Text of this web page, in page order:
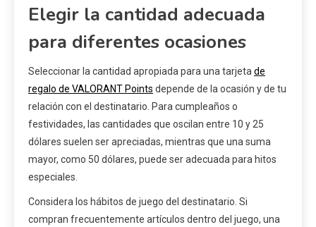
Elegir la cantidad adecuada
para diferentes ocasiones
Seleccionar la cantidad apropiada para una tarjeta de
regalo de VALORANT Points depende de la ocasión y de tu
relación con el destinatario. Para cumpleaños o
festividades, las cantidades que oscilan entre 10 y 25
dólares suelen ser apreciadas, mientras que una suma
mayor, como 50 dólares, puede ser adecuada para hitos
especiales.
Considera los hábitos de juego del destinatario. Si
compran frecuentemente artículos dentro del juego, una